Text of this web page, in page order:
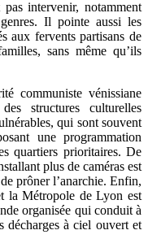
intervenir, notamment
Il pointe aussi les
aux fervents partisans de
sans même qu’ils
communiste vénissiane
structures culturelles
qui sont souvent
une programmation
quartiers prioritaires. De
plus de caméras est
prôner l’anarchie. Enfin,
la Métropole de Lyon est
organisée qui conduit à
décharges à ciel ouvert et